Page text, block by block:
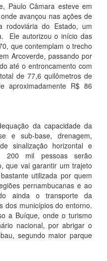
Paulo Câmara esteve em
avançou nas ações de
rodoviária do Estado, um
Ele autorizou o início das
que contemplam o trecho
Arcoverde, passando por
até o entroncamento com
de 77,6 quilômetros de
aproximadamente R$ 86
da capacidade da
e sub-base, drenagem,
sinalização horizontal e
mil pessoas serão
que vai garantir um trajeto
utilizada por quem
pernambucanas e ao
ainda o transporte da
dos municípios do entorno.
a Buíque, onde o turismo
nacional, por abrigar o
segundo maior parque